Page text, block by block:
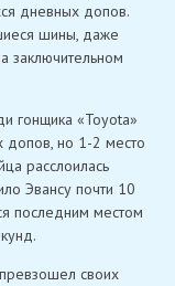
дневных допов.
шины, даже
заключительном
гонщика «Toyota»
допов, но 1-2 место
расслоилась
Эвансу почти 10
последним местом
своих